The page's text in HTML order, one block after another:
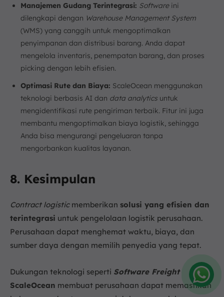
Manajemen Gudang Terintegrasi: Softwareini
dilengkapi dengan Warehouse Management System
(WMS) yang canggih untuk mengoptimalkan
penyimpanan dan distribusi barang. Anda dapat
mengelola inventaris, penempatan barang, dan proses
picking dengan lebih efisien.
Optimasi Rute dan Biaya: ScaleOcean menggunakan
teknologi berbasis AI dan data analytics untuk
mengidentifikasi rute pengiriman terbaik. Fitur ini juga
membantu mengoptimalkan biaya logistik, sehingga
Anda bisa mengurangi pengeluaran tanpa
mengorbankan kualitas layanan.
8. Kesimpulan
Contract logisticmemberikan solusi yang efisien dan
terintegrasi untuk pengelolaan logistik perusahaan.
Perusahaan dapat menghemat waktu, biaya, dan
sumber daya dengan memilih penyedia yang tepat.
Dukungan teknologi seperti Software Freight
ScaleOcean membuat perusahaan dapat memastikan